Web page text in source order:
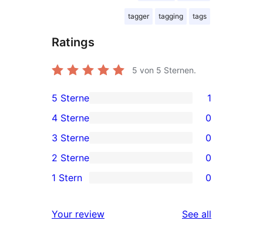
tagger tagging tags
Ratings
5 von 5 Sternen.
1
5-
Sterne-
Rezension
5 Sterne 1
4-
Sterne-
Rezensionen
4 Sterne 0
0
3-
Sterne-
3 Sterne 0
2-
Rezensionen
2 Sterne 0
Sterne-
1 Stern 0
Your review See all